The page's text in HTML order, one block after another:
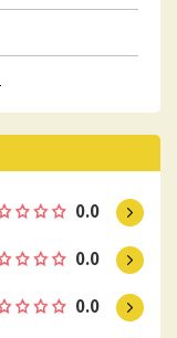
0.0
0.0
0.0